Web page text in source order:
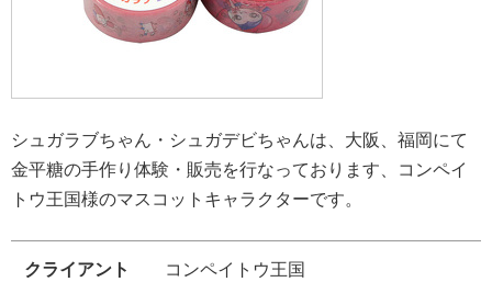
シュガラブちゃん・シュガデビちゃんは、大阪、福岡にて
金平糖の手作り体験・販売を行なっております、コンペイ
トウ王国様のマスコットキャラクターです。
クライアント コンペイトウ王国